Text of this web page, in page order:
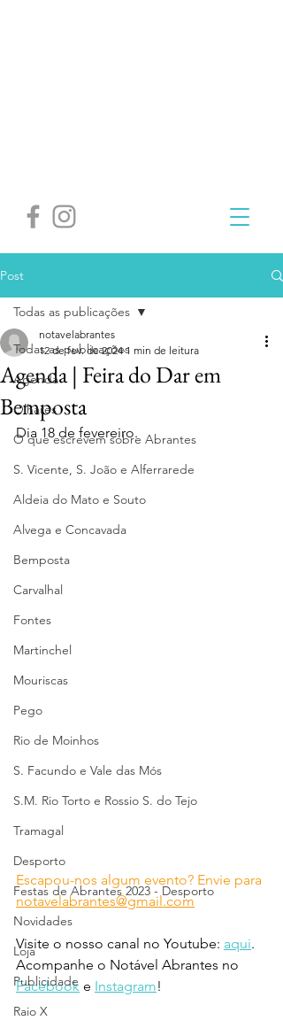
Post
Todas as publicações
Agenda
Olhares
O que escrevem sobre Abrantes
S. Vicente, S. João e Alferrarede
Aldeia do Mato e Souto
Alvega e Concavada
Bemposta
Carvalhal
Fontes
Martinchel
Mouriscas
Pego
Rio de Moinhos
S. Facundo e Vale das Mós
S.M. Rio Torto e Rossio S. do Tejo
Tramagal
Desporto
Festas de Abrantes 2023 - Desporto
Novidades
Loja
Publicidade
Raio X
Todas as publicações
Agenda | Feira do Dar em
Bemposta
notavelabrantes
12 de fev. de 2024 1 min de leitura
Dia 18 de fevereiro.
Escapou-nos algum evento? Envie para
notavelabrantes@gmail.com
Visite o nosso canal no Youtube: aqui.
Acompanhe o Notável Abrantes no
Facebook e Instagram!